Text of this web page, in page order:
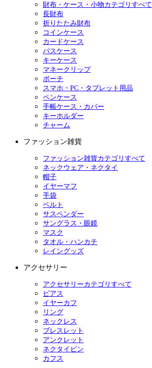
財布・ケース・小物カテゴリすべて
長財布
折りたたみ財布
コインケース
カードケース
パスケース
キーケース
マネークリップ
ポーチ
スマホ・PC・タブレット用品
ペンケース
手帳ケース・カバー
キーホルダー
チャーム
ファッション雑貨
ファッション雑貨カテゴリすべて
ネックウェア・ネクタイ
帽子
イヤーマフ
手袋
ベルト
サスペンダー
サングラス・眼鏡
マスク
タオル・ハンカチ
レイングッズ
アクセサリー
アクセサリーカテゴリすべて
ピアス
イヤーカフ
リング
ネックレス
ブレスレット
アンクレット
ネクタイピン
カフス